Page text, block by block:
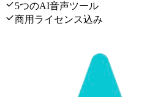
5つのAI音声ツール
商用ライセンス込み